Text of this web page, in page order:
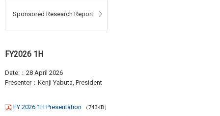
Sponsored Research Report
FY2026 1H
Date:：28 April 2026
Presenter：Kenji Yabuta, President
FY 2026 1H Presentation （743KB）